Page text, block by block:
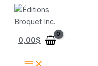
Aller
0,00$